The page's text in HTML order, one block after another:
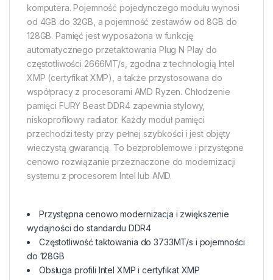
komputera. Pojemność pojedynczego modułu wynosi
od 4GB do 32GB, a pojemność zestawów od 8GB do
128GB. Pamięć jest wyposażona w funkcję
automatycznego przetaktowania Plug N Play do
częstotliwości 2666MT/s, zgodna z technologią Intel
XMP (certyfikat XMP), a także przystosowana do
współpracy z procesorami AMD Ryzen. Chłodzenie
pamięci FURY Beast DDR4 zapewnia stylowy,
niskoprofilowy radiator. Każdy moduł pamięci
przechodzi testy przy pełnej szybkości i jest objęty
wieczystą gwarancją. To bezproblemowe i przystępne
cenowo rozwiązanie przeznaczone do modernizacji
systemu z procesorem Intel lub AMD.
Przystępna cenowo modernizacja i zwiększenie
wydajności do standardu DDR4
Częstotliwość taktowania do 3733MT/s i pojemności
do 128GB
Obsługa profili Intel XMP i certyfikat XMP